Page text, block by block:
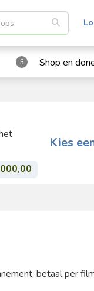
3 Shop en
Kies
betaal per